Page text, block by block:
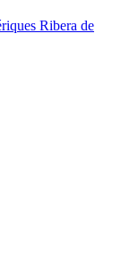
Ribera de